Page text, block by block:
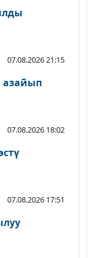
07.08.2026 21:15
азайып
07.08.2026 18:02
07.08.2026 17:51